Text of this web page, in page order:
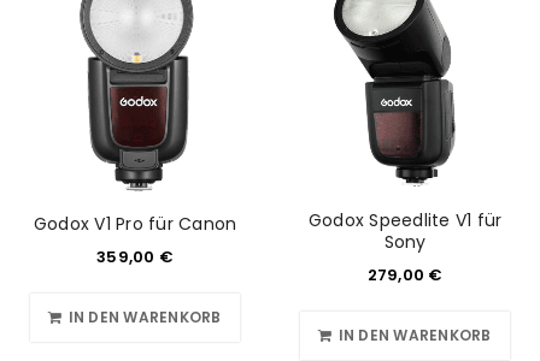
Godox V1 Pro für Canon
359,00 €
IN DEN WARENKORB
Godox Speedlite V1 für
Sony
279,00 €
IN DEN WARENKORB